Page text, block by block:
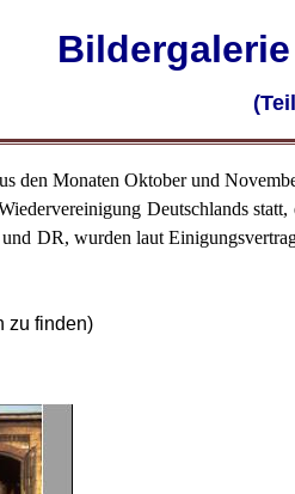
den Monaten Oktober und
Deutschlands
DR, wurden laut
zu finden)